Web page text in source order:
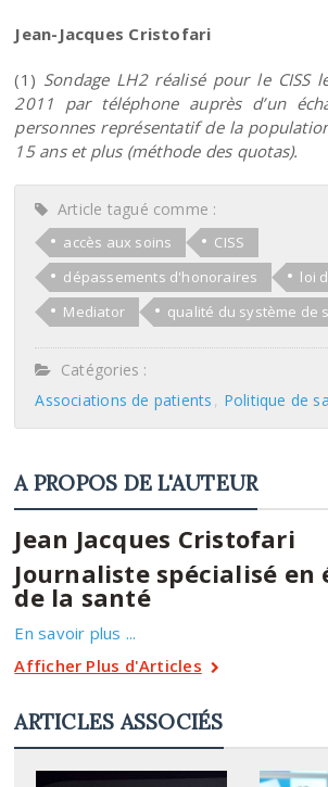
Jean-Jacques Cristofari
(1) Sondage LH2 réalisé pour le CISS
2011 par téléphone auprès d’un
personnes représentatif de la
15 ans et plus (méthode des quotas).
Article tagué comme :
accès aux soins
CISS
dépassements d'honoraires
loi
Mediator
qualité du système de
Catégories :
Associations de patients
Politique de
A PROPOS DE L'AUTEUR
Jean Jacques Cristofari
Journaliste spécialisé en
de la santé
En savoir plus ...
Afficher Plus d'Articles
ARTICLES ASSOCIÉS